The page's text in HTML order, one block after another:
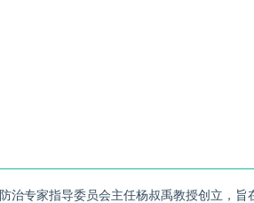
专家指导委员会主任杨叔禹教授创立，